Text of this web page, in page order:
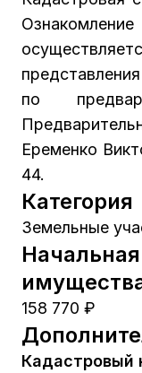
по
Еременко
44.
Категория
Земельные
158 770 ₽
Кадастровый